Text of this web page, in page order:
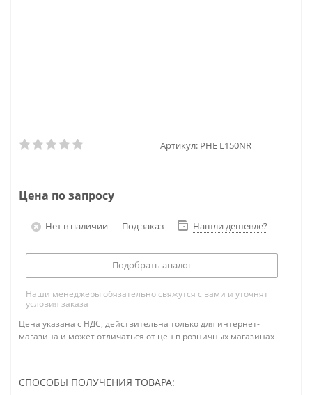
Артикул: PHE L150NR
Цена по запросу
Нет в наличии Под заказ Нашли дешевле?
Подобрать аналог
Наши менеджеры обязательно свяжутся с вами и уточнят
условия заказа
Цена указана с НДС, действительна только для интернет-
магазина и может отличаться от цен в розничных магазинах
СПОСОБЫ ПОЛУЧЕНИЯ ТОВАРА: